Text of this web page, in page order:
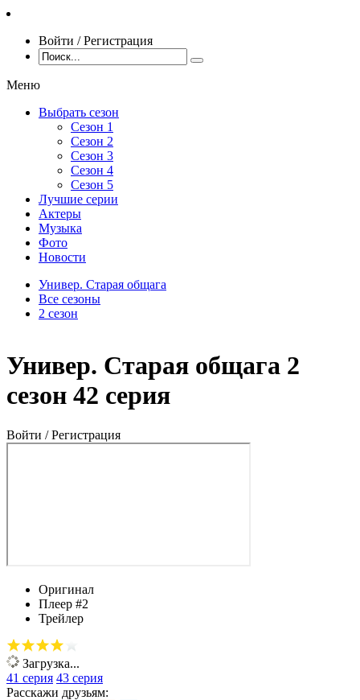
Войти / Регистрация
Меню
Выбрать сезон
Сезон 1
Сезон 2
Сезон 3
Сезон 4
Сезон 5
Лучшие серии
Актеры
Музыка
Фото
Новости
Универ. Старая общага
Все сезоны
2 сезон
Универ. Старая общага 2
сезон 42 серия
Войти / Регистрация
Оригинал
Плеер #2
Трейлер
Загрузка...
41 серия 43 серия
Расскажи друзьям: